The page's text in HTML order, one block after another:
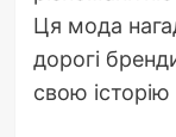
Ця мода
дорогі
свою